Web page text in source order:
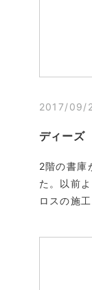
2017/09/
ディー
2階の書庫
た。以前
ロスの施